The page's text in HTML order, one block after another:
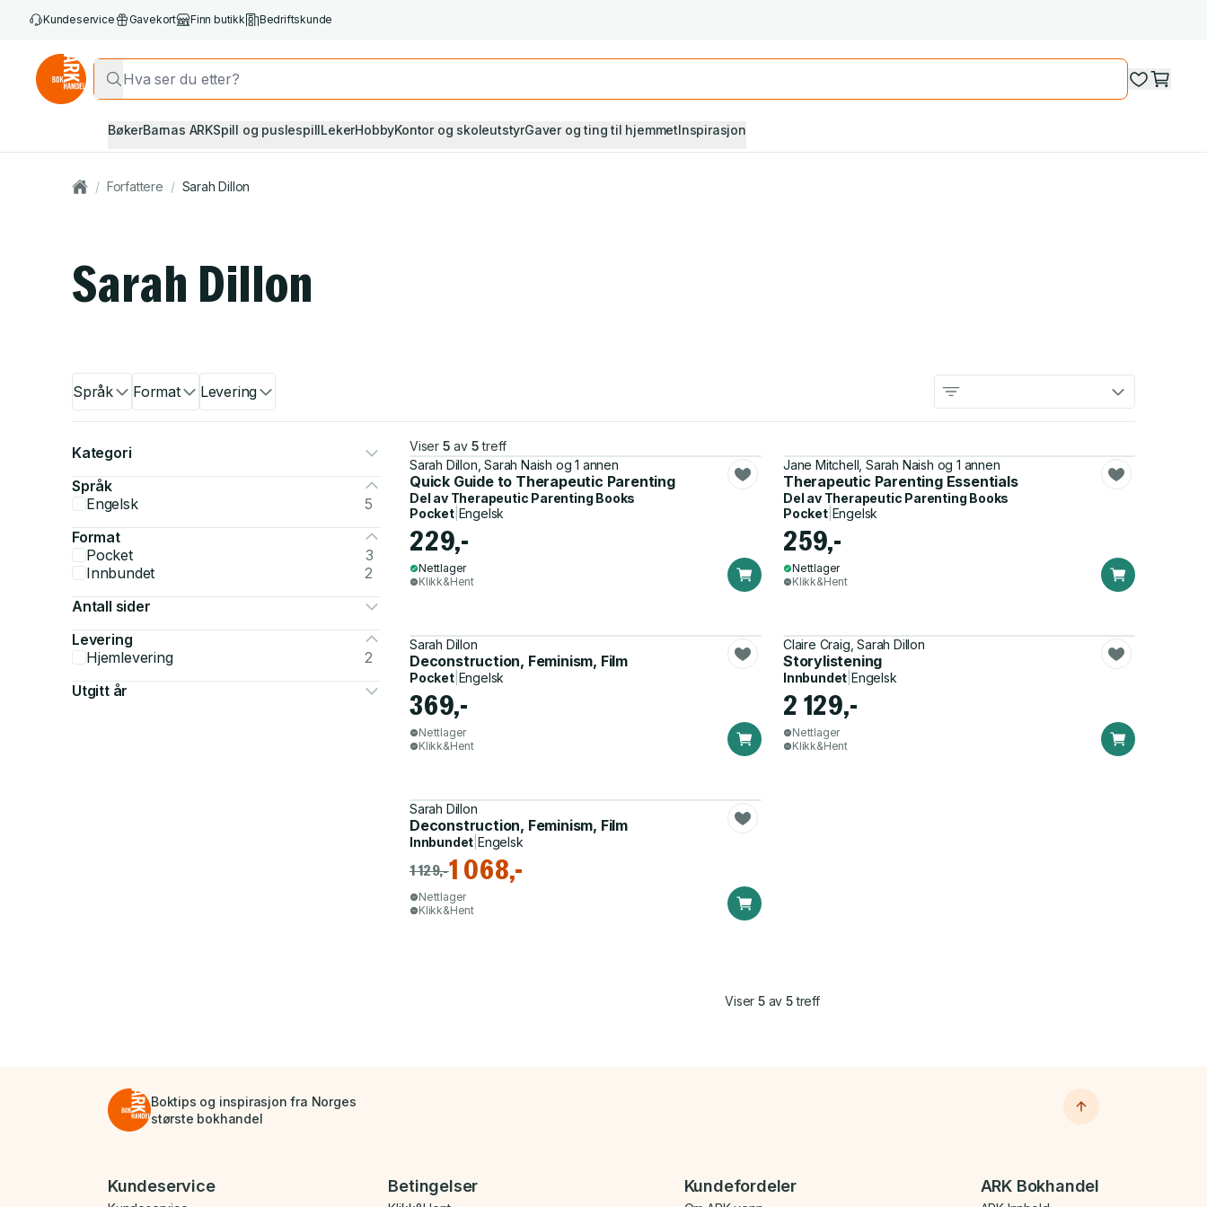
Kundeservice Gavekort Finn butikk Bedriftskunde
BøkerBarnas ARKSpill og puslespillLekerHobbyKontor og skoleutstyrGaver og ting til hjemmetInspirasjon
/ Forfattere / Sarah Dillon
Sarah Dillon
Språk Format Levering
Kategori
Språk
Engelsk
5
Format
Pocket
3
Innbundet
2
Antall sider
Levering
Hjemlevering
2
Utgitt år
Viser 5 av 5 treff
Sarah Dillon, Sarah Naish og 1 annen
Quick Guide to Therapeutic Parenting
Del av Therapeutic Parenting Books
Pocket| Engelsk
229,-
Nettlager
Klikk&Hent
Jane Mitchell, Sarah Naish og 1 annen
Therapeutic Parenting Essentials
Del av Therapeutic Parenting Books
Pocket| Engelsk
259,-
Nettlager
Klikk&Hent
Sarah Dillon
Deconstruction, Feminism, Film
Pocket| Engelsk
369,-
Nettlager
Klikk&Hent
Claire Craig, Sarah Dillon
Storylistening
Innbundet |Engelsk
2 129,-
Nettlager
Klikk&Hent
Sarah Dillon
Deconstruction, Feminism, Film
Innbundet |Engelsk
1 129,-1 068,-
Nettlager
Klikk&Hent
Viser5av 5treff
Boktips og inspirasjon fra Norges
største bokhandel
Bunnmeny
Kundeservice Betingelser Kundefordeler ARK Bokhandel